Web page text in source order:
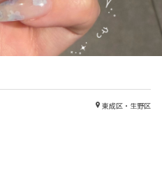
東成区・生野区